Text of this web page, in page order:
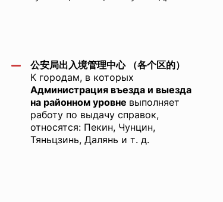
公安局出入境管理中心 （各个区的）
К городам, в которых
Администрация въезда и выезда
на районном уровне выполняет
работу по выдачу справок,
относятся: Пекин, Чунцин,
Тяньцзинь, Далянь и т. д.